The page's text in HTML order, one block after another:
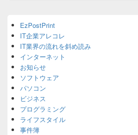
Sidebar
Widget
Area
EzPostPrint
IT企業アレコレ
IT業界の流れを斜め読み
インターネット
お知らせ
ソフトウェア
パソコン
ビジネス
プログラミング
ライフスタイル
事件簿